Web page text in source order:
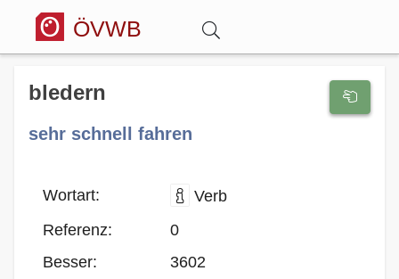
ÖVWB
Anmelden
Wörterbuch
Hitparade
bledern
sehr schnell fahren
Wortart:
Verb
Referenz:
0
Besser:
3602